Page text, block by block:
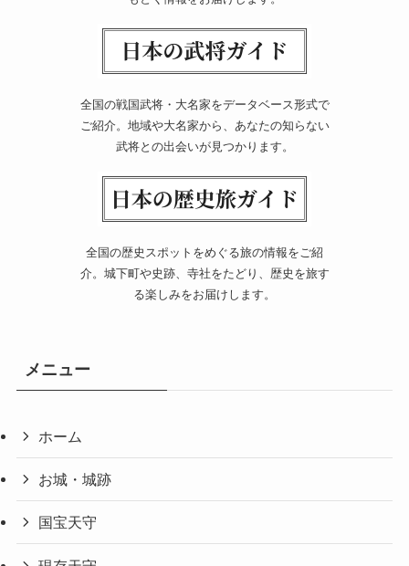
全国の戦国武将・大名家をデータベース形式で
ご紹介。地域や大名家から、あなたの知らない
武将との出会いが見つかります。
全国の歴史スポットをめぐる旅の情報をご紹
介。城下町や史跡、寺社をたどり、歴史を旅す
る楽しみをお届けします。
メニュー
ホーム
お城・城跡
国宝天守